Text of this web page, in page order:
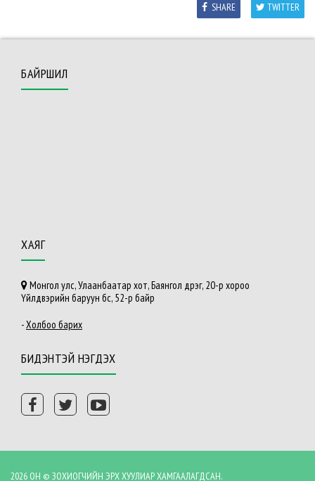
TWITTER
SHARE
БАЙРШИЛ
ХАЯГ
Монгол улс, Улаанбаатар хот, Баянгол дүүрэг, 20-р хороо
Үйлдвэрийн баруун бүс, 52-р байр
-Холбоо барих
БИДЭНТЭЙ НЭГДЭХ
2026 ОН © ЗОХИОГЧИЙН ЭРХ ХУУЛИАР ХАМГААЛАГДСАН.